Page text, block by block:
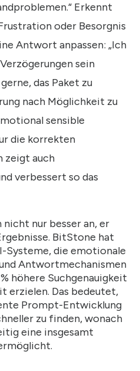
Erkennt
oder Besorgnis
Antwort anpassen: „Ich
sein
das Paket zu
nach Möglichkeit zu
sensible
die korrekten
zeigt auch
verbessert so das
nur besser an, er
BitStone hat
Systeme, die emotionale
Antwortmechanismen
höhere Suchgenauigkeit
erzielen. Das bedeutet,
Prompt-Entwicklung
zu finden, wonach
eine insgesamt